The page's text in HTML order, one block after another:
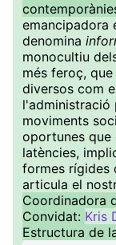
emancipadora
denomina
monocultiu
més feroç,
diversos com
l'administració
moviments
oportunes que
latències,
formes rígides
articula el
Coordinadora
Convidat: Kris
Estructura de